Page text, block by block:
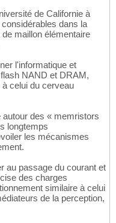
de Californie à
dans la
maillon élémentaire
l'informatique et
NAND et DRAM,
celui du cerveau
des « memristors
longtemps
les mécanismes
au passage du courant et
des charges
similaire à celui
de la perception,